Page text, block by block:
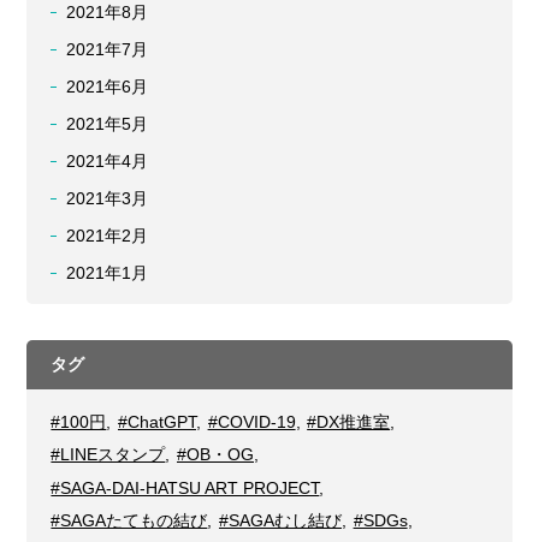
2021年8月
2021年7月
2021年6月
2021年5月
2021年4月
2021年3月
2021年2月
2021年1月
タグ
#100円 #ChatGPT, #COVID-19, #DX推進室
#LINEスタンプ, #OB・OG
#SAGA-DAI-HATSU ART PROJECT,
#SAGAたてもの結び, #SAGAむし結び, #SDGs,